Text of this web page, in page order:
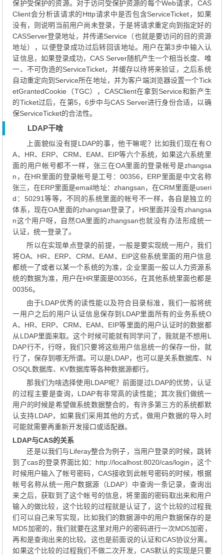
保护受保护的资源。对于访问受保护资源的每个Web请求，CAS
Client会分析该请求的Http请求中是否包含ServiceTicket，如果
没有，则说明当前用户尚未登录，于是将请求重定向到指定好的
CASServer登录地址，并传递Service（也就是要访问的目的资源
地址），以便登录成功过后转回该地址。用户在第3步中输入认
证信息，如果登录成功，CAS Server随机产生一个相当长度、唯
一、不可伪造的ServiceTicket，并缓存以待将来验证，之后系统
自动重定向到Service所在地址，并为客户端浏览器设置一个Tick
etGrantedCookie（TGC），CASClient在拿到Service和新产生
的Ticket过后，在第5，6步中与CAS Server进行身份合适，以确
保ServiceTicket的合法性。
LDAP干啥
上面貌似没有提LDAP的事，他干嘛呢？比如我们现在有O
A、HR、ERP、CRM、EAM、EIP等六个系统，如果这六系统里
面的用户帐号都不一样，张三在OA里面的登录帐号是zhangsa
n，在HR里面的登录帐号是工号：00356，ERP里面是中文名称
张三，在ERP里面是email地址：zhangsan，在CRM里面是useri
d：50291等等，不同的系统里面的帐号不一样，各自是独立的
体系，现在OA里面的zhangsan登录了，HR里面并没有zhangsa
n这个用户呀，自然OA里面的zhangsan也就没有办法形成统一
认证，统一登录了。
所以在实现单点登录的前提，一般是要实现统一用户，我们
将OA、HR、ERP、CRM、EAM、EIP这些系统里面的用户信息
都统一了或者以某一个系统的为准，企业里面一般以人力资源系
统的数据为准，用户在HR里面是00356，在其他系统里面也都是
00356。
由于LDAP优秀的读性能以及符合目录标准，我们一般将统
一用户之后的用户认证信息保存到LDAP里面所有的业务系统O
A、HR、ERP、CRM、EAM、EIP等里面的用户认证时的数据都
从LDAP里面来取。这个时候可能就有同学问了，我就是不想用L
DAP行不，行呀，我们只要将这些用户信息统一的保存一份，就
行了，保存到哪无所谓。可以是LDAP，也可以是关系数据库、N
OSQL数据库、KV数据库等各种数据源都行。
那我们为啥选择使用LDAP呢？前面提过LDAP的优势，认证
的过程主要是查询，LDAP有非常高的读性能；其次我们做统一
用户的时候是希望做系统数据整合的，有许多第三方的系统都默
认支持LDAP，如果我们采用其他的方式，做用户数据的导入时
可能就需要再重新开发接口或适配器。
LDAP与CAS的关系
还是以我们与Liferay整合为例子，当用户登录的时候，跳转
到了cas的登录界面比如：http://localhost:8020/cas/login，这个
时候用户输入了帐号密码，CAS接收到此帐号密码的时候，根据
帐号名称从统一用户数据源（LDAP）中查询一条记录，查询出
来之后，获取到了这个帐号的信息，将里面的密码取出来和用户
输入的做比较，这个比较的过程就是认证了，这个比较的过程我
们可以自己来写实现，比如我们的数据源中的用户数据保存的是
MD5加密的，我们就要在这里对用户的密码进行一次MD5加密，
再和是查询出来的比较。这也是前面说的认证和CAS协议分离。
如果这个比较的过程我们不做二次开发，CAS默认的实现是只要